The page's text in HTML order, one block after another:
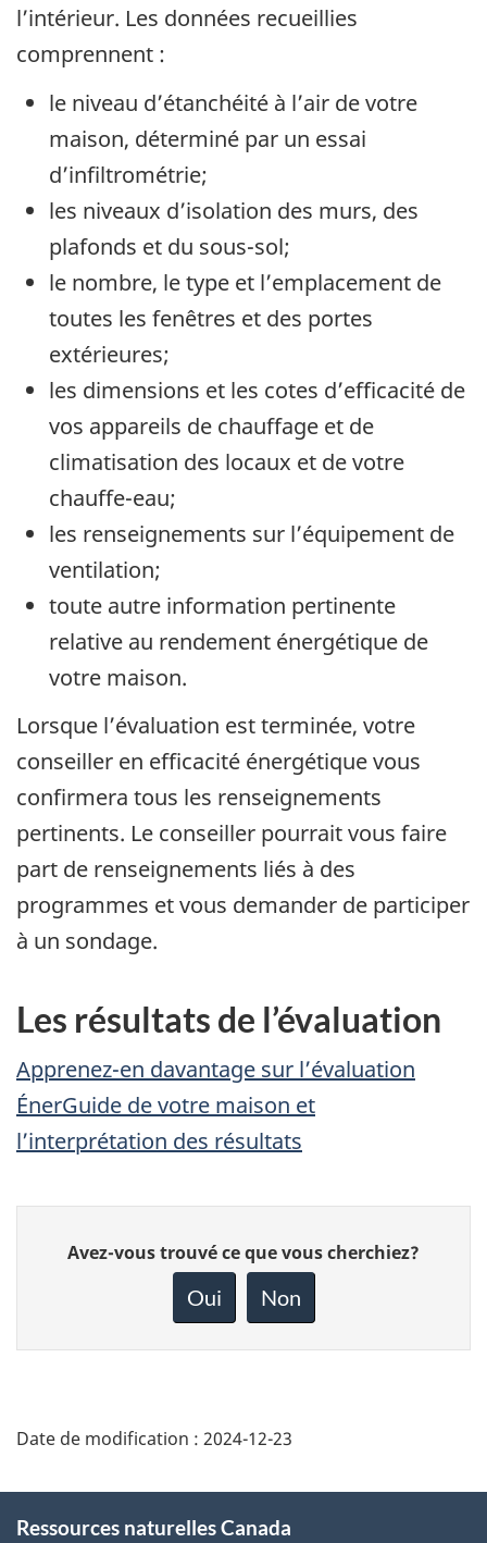
l’intérieur. Les données recueillies
comprennent :
le niveau d’étanchéité à l’air de votre
maison, déterminé par un essai
d’infiltrométrie;
les niveaux d’isolation des murs, des
plafonds et du sous-sol;
le nombre, le type et l’emplacement de
toutes les fenêtres et des portes
extérieures;
les dimensions et les cotes d’efficacité de
vos appareils de chauffage et de
climatisation des locaux et de votre
chauffe-eau;
les renseignements sur l’équipement de
ventilation;
toute autre information pertinente
relative au rendement énergétique de
votre maison.
Lorsque l’évaluation est terminée, votre
conseiller en efficacité énergétique vous
confirmera tous les renseignements
pertinents. Le conseiller pourrait vous faire
part de renseignements liés à des
programmes et vous demander de participer
à un sondage.
Les résultats de l’évaluation
Apprenez-en davantage sur l’évaluation
ÉnerGuide de votre maison et
l’interprétation des résultats
Donnez
votre
page
Avez-vous trouvé ce que vous cherchiez?
Oui Non
Date de modification : 2024-12-23
Ressources naturelles Canada